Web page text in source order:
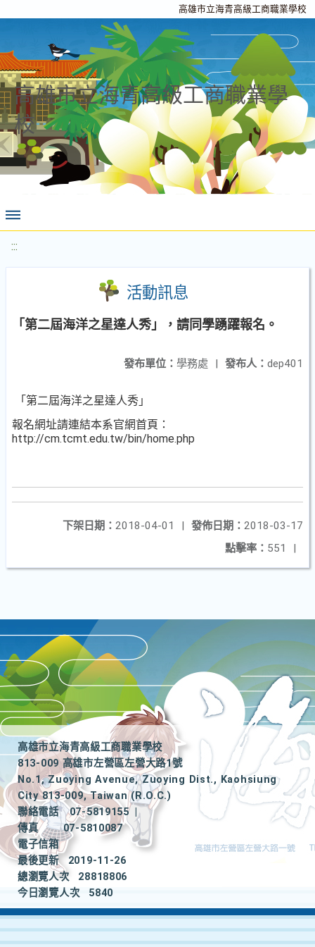
高雄市立海青高級工商職業學校
高雄市立海青高級工商職業學
校
:::
活動訊息
「第二屆海洋之星達人秀」，請同學踴躍報名。
發布人： dep401
發布單位： 學務處 |
「第二屆海洋之星達人秀」
報名網址請連結本系官網首頁：
http://cm.tcmt.edu.tw/bin/home.php
發佈日期： 2018-03-17
下架日期： 2018-04-01
|
點擊率： 551 |
高雄市立海青高級工商職業學校
813-009 高雄市左營區左營大路1號
No.1, Zuoying Avenue, Zuoying Dist., Kaohsiung
City 813-009, Taiwan (R.O.C.)
聯絡電話
07-5819155
|
傳真
07-5810087
電子信箱
最後更新
2019-11-26
總瀏覽人次
28818806
今日瀏覽人次
5840